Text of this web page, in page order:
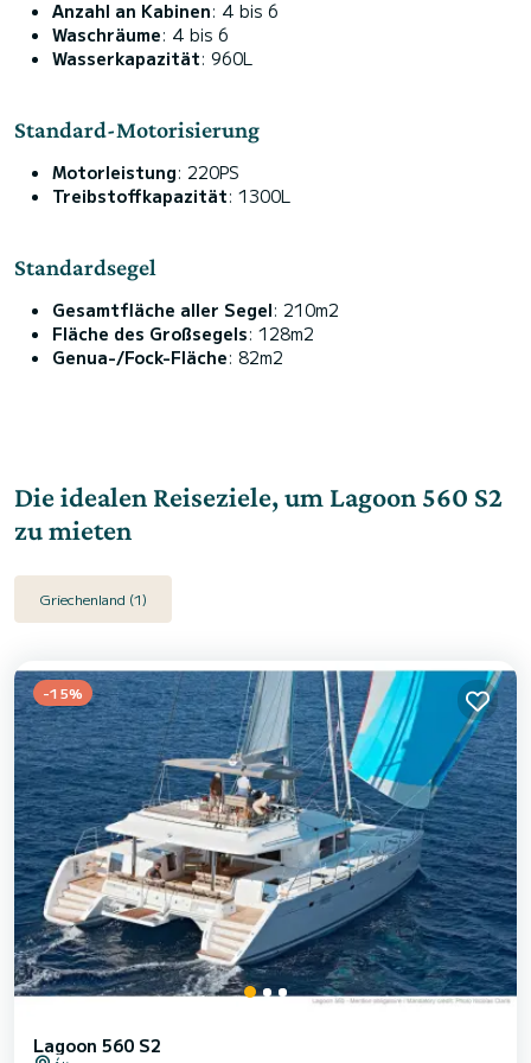
Anzahl an Kabinen: 4 bis 6
Waschräume: 4 bis 6
Wasserkapazität: 960L
Standard-Motorisierung
Motorleistung: 220PS
Treibstoffkapazität: 1300L
Standardsegel
Gesamtfläche aller Segel: 210m2
Fläche des Großsegels: 128m2
Genua-/Fock-Fläche: 82m2
Die idealen Reiseziele, um Lagoon 560 S2
zu mieten
Griechenland (1)
-15%
Lagoon 560 S2